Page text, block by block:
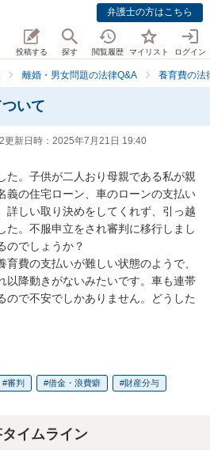
弁護士の方はこちら
投稿する 探す 閲覧履歴 マイリスト ログイン
離婚・男女問題の法律Q&A 養育費の法
いて
更新日時： 2025年7月21日 19:40
た。子供が二人おり母親である私が親
義の住宅ローン、車のローンの支払い
詳しい取り決めをしてくれず、引っ越
た。不服申立をされ審判に移行しまし
のでしょうか？
費の支払いが難しい状態のようで、
以降動きがないみたいです。車も連帯
ので不安でしかありません。どうした
審判 借金・浪費癖 財産分与
イムライン